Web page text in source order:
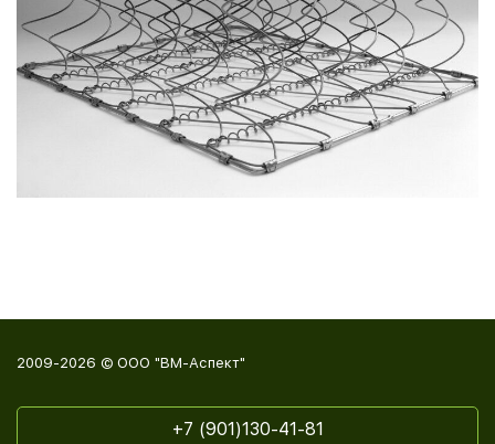
2009-2026 © ООО "ВМ-Аспект"
+7 (901)130-41-81